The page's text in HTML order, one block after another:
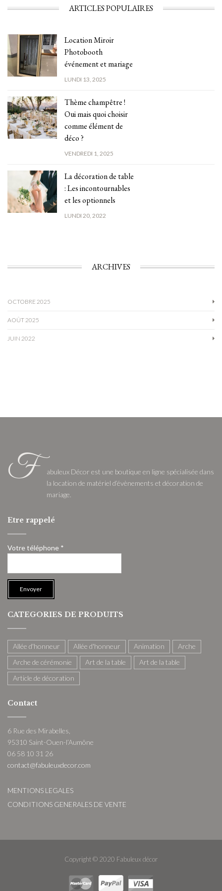
7,00€
plusieurs
options
peuvent
être
choisies
sur
page
du
produit
ARTICLES POPULAIRES
Location Miroir
Photobooth
événement et mariage
LUNDI 13, 2025
Thème champêtre !
Oui mais quoi choisir
comme élément de
déco ?
VENDREDI 1, 2025
La décoration de table
: Les incontournables
et les optionnels
LUNDI 20, 2022
ARCHIVES
OCTOBRE 2025
AOÛT 2025
JUIN 2022
F
abuleux Décor est une boutique en ligne spécialisée dans
la location de matériel d’évènements et décoration de
mariage.
Etre rappelé
Votre téléphone *
CATEGORIES DE PRODUITS
Allée d'honneur Allée d'honneur Animation
Arche
Arche de cérémonie
Art de la table
Art de la table
Article de décoration
Contact
6 Rue des Mirabelles,
95310 Saint-Ouen-l’Aumône
06 58 10 31 26
contact@fabuleuxdecor.com
MENTIONS LEGALES
CONDITIONS GENERALES DE VENTE
Copyright © 2020 Fabuleux décor